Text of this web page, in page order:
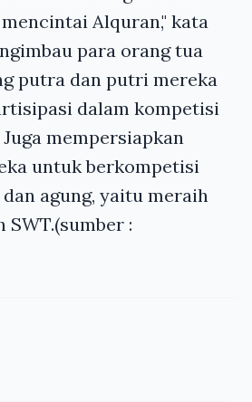
Alquran," kata
para orang tua
putra dan putri mereka
dalam kompetisi
mempersiapkan
untuk berkompetisi
agung, yaitu meraih
: